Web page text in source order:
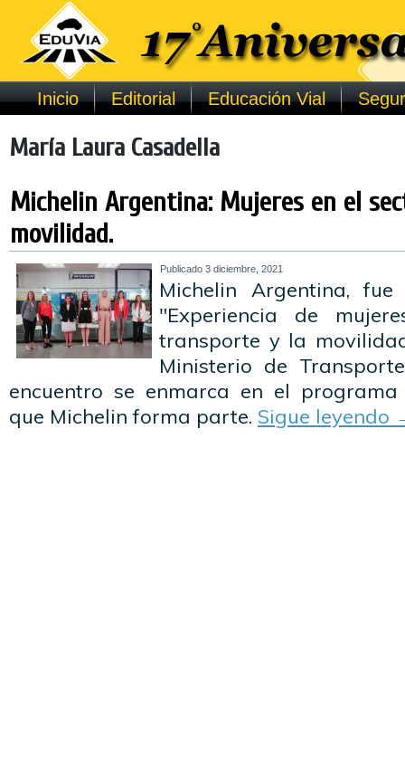
Inicio Editorial Educación Vial
María Laura Casadella
Michelin Argentina: Mujeres en el
movilidad.
Publicado 3 diciembre, 2021
Michelin Argentina,
"Experiencia de
transporte y la
Ministerio de
encuentro se enmarca en el programa
que Michelin forma parte. Sigue leyendo